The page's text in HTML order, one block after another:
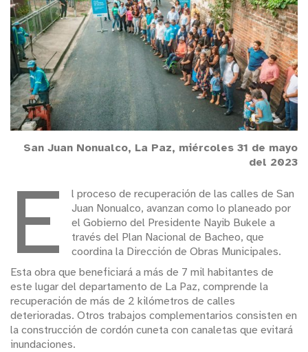
San Juan Nonualco, La Paz, miércoles 31 de mayo
del 2023
E
l proceso de recuperación de las calles de San
Juan Nonualco, avanzan como lo planeado por
el Gobierno del Presidente Nayib Bukele a
través del Plan Nacional de Bacheo, que
coordina la Dirección de Obras Municipales.
Esta obra que beneficiará a más de 7 mil habitantes de
este lugar del departamento de La Paz, comprende la
recuperación de más de 2 kilómetros de calles
deterioradas. Otros trabajos complementarios consisten en
la construcción de cordón cuneta con canaletas que evitará
inundaciones.